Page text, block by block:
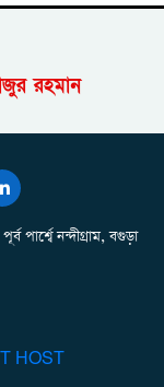
রহমান
পার্শ্বে নন্দীগ্রাম, বগুড়া
HOST